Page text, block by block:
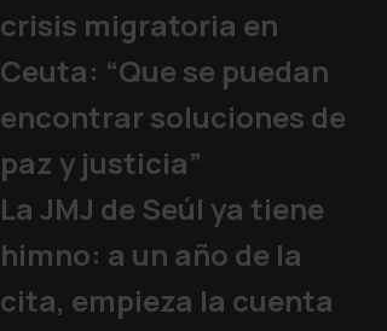
crisis migratoria en
Ceuta: “Que se puedan
encontrar soluciones de
paz y justicia”
La JMJ de Seúl ya tiene
himno: a un año de la
cita, empieza la cuenta